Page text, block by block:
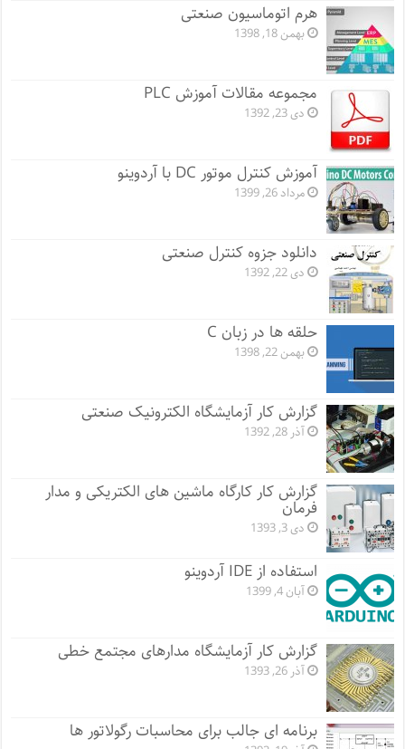
هرم اتوماسیون صنعتی
بهمن 18, 1398
مجموعه مقالات آموزش PLC
دی 23, 1392
آموزش کنترل موتور DC با آردوینو
مرداد 26, 1399
دانلود جزوه کنترل صنعتی
دی 22, 1392
حلقه ها در زبان C
بهمن 22, 1398
گزارش کار آزمایشگاه الکترونیک صنعتی
آذر 28, 1392
گزارش کار کارگاه ماشین های الکتریکی و مدار
فرمان
دی 3, 1393
استفاده از IDE آردوینو
آبان 4, 1399
گزارش کار آزمایشگاه مدارهای مجتمع خطی
آذر 26, 1393
برنامه ای جالب برای محاسبات رگولاتور ها